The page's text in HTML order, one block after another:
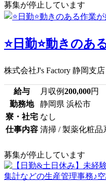
募集が停止しています
⭐日勤⭐動きのあ
株式会社J's Factory 静岡支店
給与 月収例200,000円
勤務地
静岡県 浜松市
寮・社宅 なし
仕事内容 清掃 / 製薬化粧品
募集が停止しています